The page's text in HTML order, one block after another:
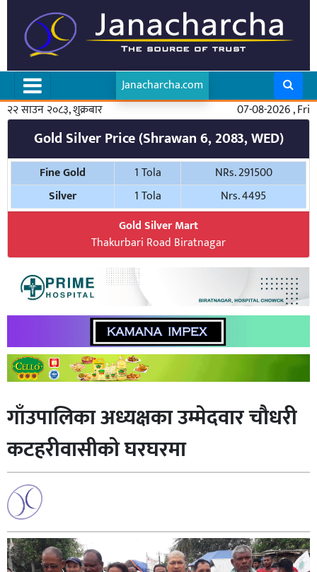
Janacharcha.com
२२ साउन २०८३, शुक्रबार
07-08-2026 , Fri
Gold Silver Price (Shrawan 6, 2083, WED)
Fine Gold 1 Tola
NRs. 291500
Silver
1 Tola
Nrs. 4495
Gold Silver Mart
Thakurbari Road Biratnagar
गाँउपालिका अध्यक्षका उम्मेदवार चाैधरी
कटहरीवासीकाे घरघरमा